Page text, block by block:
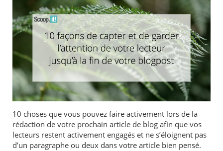
10 choses que vous pouvez faire activement lors de la
rédaction de votre prochain article de blog afin que vos
lecteurs restent activement engagés et ne s’éloignent pas
d’un paragraphe ou deux dans votre article bien pensé.